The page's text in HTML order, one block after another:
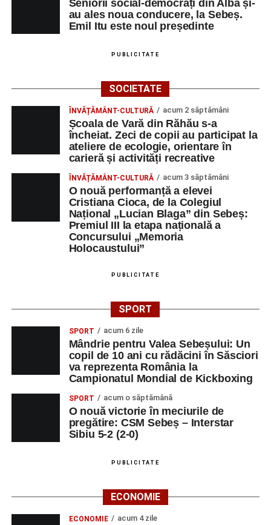
Seniorii social-democrați din Alba și-
au ales noua conducere, la Sebeș.
Emil Itu este noul președinte
PUBLICITATE
SOCIETATE
ÎNVĂȚĂMÂNT-CULTURĂ acum 2 săptămâni
Școala de Vară din Răhău s-a
încheiat. Zeci de copii au participat la
ateliere de ecologie, orientare în
carieră și activități recreative
ÎNVĂȚĂMÂNT-CULTURĂ acum 3 săptămâni
O nouă performanță a elevei
Cristiana Cioca, de la Colegiul
Național „Lucian Blaga” din Sebeș:
Premiul III la etapa națională a
Concursului „Memoria
Holocaustului”
PUBLICITATE
SPORT
SPORT acum 6 zile
Mândrie pentru Valea Sebeșului: Un
copil de 10 ani cu rădăcini în Săsciori
va reprezenta România la
Campionatul Mondial de Kickboxing
SPORT acum o săptămână
O nouă victorie în meciurile de
pregătire: CSM Sebeș – Interstar
Sibiu 5-2 (2-0)
PUBLICITATE
ECONOMIE
ECONOMIE acum 4 zile